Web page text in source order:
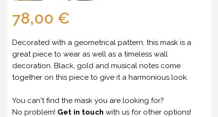
78,00 €
Decorated with a geometrical pattern, this mask is a
great piece to wear as well as a timeless wall
decoration. Black, gold and musical notes come
together on this piece to give it a harmonious look.
You can't find the mask you are looking for?
No problem! Get in touch with us for other options!